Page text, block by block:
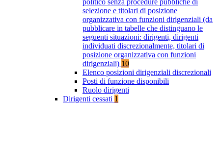
politico senza procedure pubbliche di
selezione e titolari di posizione
organizzativa con funzioni dirigenziali (da
pubblicare in tabelle che distinguano le
seguenti situazioni: dirigenti, dirigenti
individuati discrezionalmente, titolari di
posizione organizzativa con funzioni
dirigenziali) 10
Elenco posizioni dirigenziali discrezionali
Posti di funzione disponibili
Ruolo dirigenti
Dirigenti cessati 1